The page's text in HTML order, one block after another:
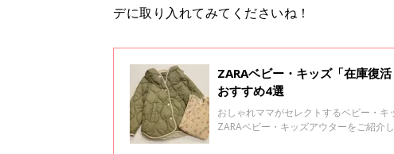
デに取り入れてみてくださいね！
ZARAベビー・キッズ「在庫復
おすすめ4選
おしゃれママがセレクトするベビー・
ZARAベビー・キッズアウターをご紹介